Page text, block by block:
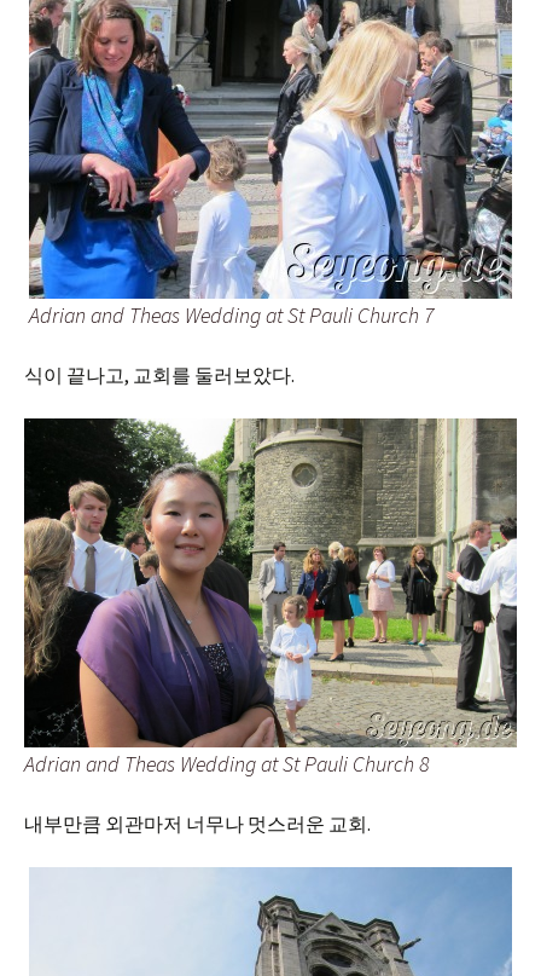
Adrian and Theas Wedding at St Pauli Church 7
식이 끝나고, 교회를 둘러보았다.
Adrian and Theas Wedding at St Pauli Church 8
내부만큼 외관마저 너무나 멋스러운 교회.